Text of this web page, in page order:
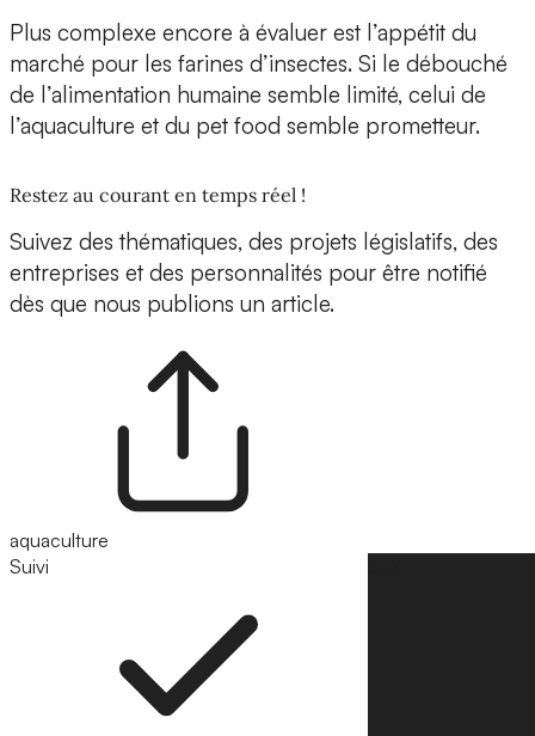
Plus complexe encore à évaluer est l’appétit du
marché pour les farines d’insectes. Si le débouché
de l’alimentation humaine semble limité, celui de
l’aquaculture et du pet food semble prometteur.
Restez au courant en temps réel !
Suivez des thématiques, des projets législatifs, des
entreprises et des personnalités pour être notifié
dès que nous publions un article.
aquaculture
Suivi